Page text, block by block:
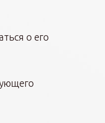
о его